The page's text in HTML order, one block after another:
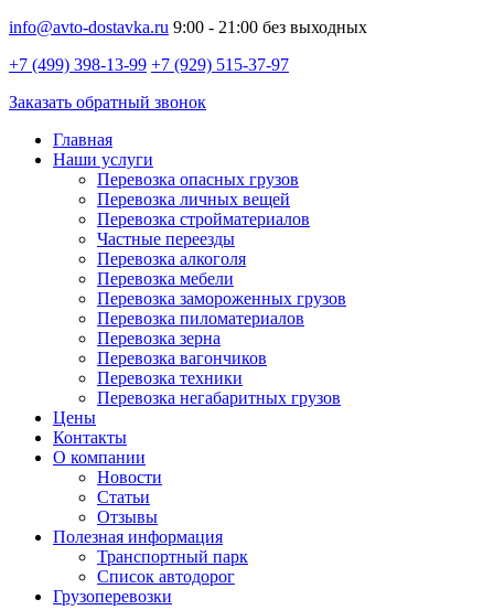
info@avto-dostavka.ru 9:00 - 21:00 без выходных
+7 (499) 398-13-99 +7 (929) 515-37-97
Заказать обратный звонок
Главная
Наши услуги
Перевозка опасных грузов
Перевозка личных вещей
Перевозка стройматериалов
Частные переезды
Перевозка алкоголя
Перевозка мебели
Перевозка замороженных грузов
Перевозка пиломатериалов
Перевозка зерна
Перевозка вагончиков
Перевозка техники
Перевозка негабаритных грузов
Цены
Контакты
О компании
Новости
Статьи
Отзывы
Полезная информация
Транспортный парк
Список автодорог
Грузоперевозки